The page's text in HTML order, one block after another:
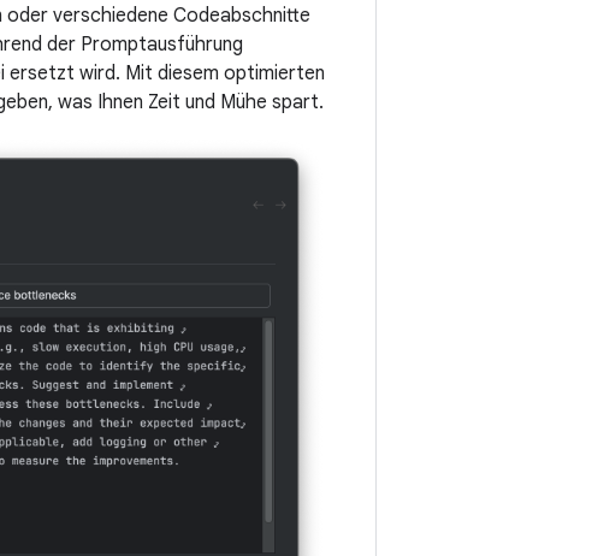
oder verschiedene Codeabschnitte
der Promptausführung
ersetzt wird. Mit diesem optimierten
was Ihnen Zeit und Mühe spart.